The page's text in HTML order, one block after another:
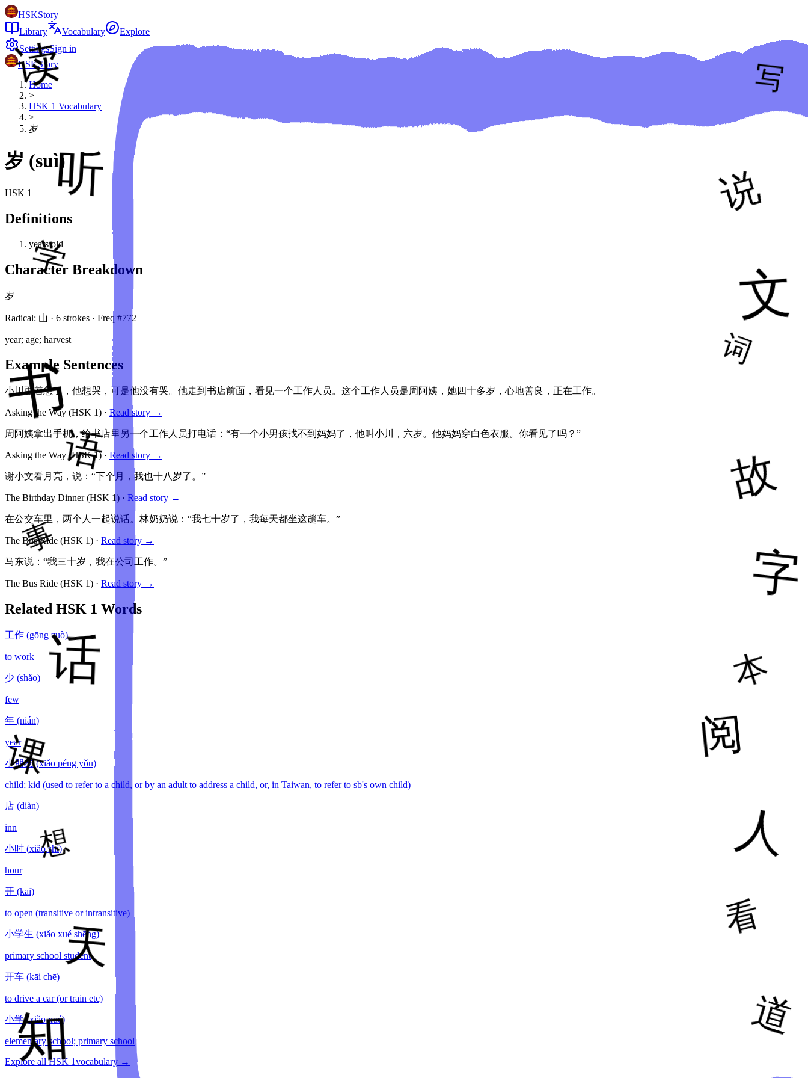
HSKStory
Library
Vocabulary
Explore
SettingsSign in
HSKStory
Home
>
HSK 1 Vocabulary
>
岁
岁 (suì)
HSK 1
Definitions
years old
Character Breakdown
岁
Radical: 山 · 6 strokes · Freq #772
year; age; harvest
Example Sentences
小川更着急了，他想哭，可是他没有哭。他走到书店前面，看见一个工作人员。这个工作人员是周阿姨，她四十多岁，心地善良，正在工作。
Asking the Way (HSK 1) · Read story →
周阿姨拿出手机，给书店里另一个工作人员打电话：“有一个小男孩找不到妈妈了，他叫小川，六岁。他妈妈穿白色衣服。你看见了吗？”
Asking the Way(HSK1)· Read story →
谢小文看月亮，说：“下个月，我也十八岁了。”
The Birthday Dinner(HSK 1) · Read story →
在公交车里，两个人一起说话。林奶奶说：“我七十岁了，我每天都坐这趟车。”
The Bus Ride (HSK 1) · Read story →
马东说：“我三十岁，我在公司工作。”
The Bus Ride (HSK 1) · Read story →
Related HSK 1 Words
工作 (gōng zuò)
to work
少 (shǎo)
few
年 (nián)
year
小朋友 (xiǎo péng yǒu)
child; kid (used to refer to a child, or by an adult to address a child, or, in Taiwan, to refer to sb's own child)
店 (diàn)
inn
小时 (xiǎo shí)
hour
开 (kāi)
to open (transitive or intransitive)
小学生 (xiǎo xué shēng)
primary school student
开车 (kāi chē)
to drive a car (or train etc)
小学 (xiǎo xué)
elementary school; primary school
Explore all HSK 1vocabulary →